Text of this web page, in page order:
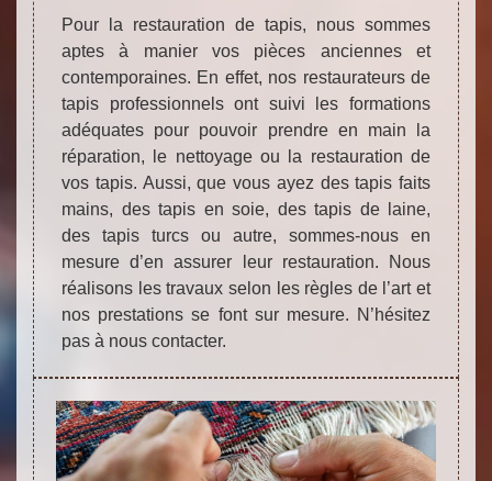
Pour la restauration de tapis, nous sommes
aptes à manier vos pièces anciennes et
contemporaines. En effet, nos restaurateurs de
tapis professionnels ont suivi les formations
adéquates pour pouvoir prendre en main la
réparation, le nettoyage ou la restauration de
vos tapis. Aussi, que vous ayez des tapis faits
mains, des tapis en soie, des tapis de laine,
des tapis turcs ou autre, sommes-nous en
mesure d’en assurer leur restauration. Nous
réalisons les travaux selon les règles de l’art et
nos prestations se font sur mesure. N’hésitez
pas à nous contacter.